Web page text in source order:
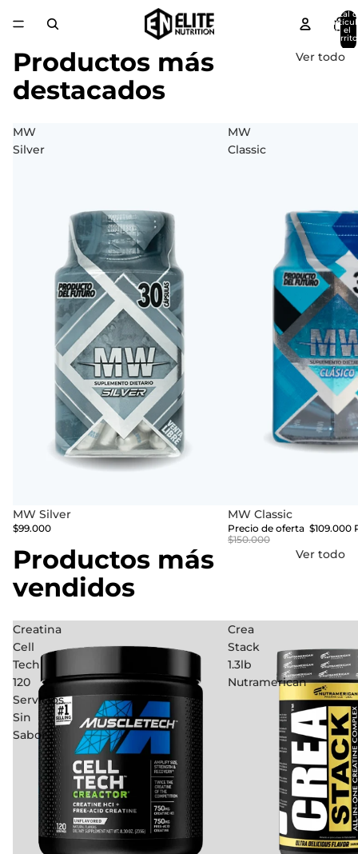
Total
en el
carrito:
Productos más
destacados
Ver todo
MW
Silver
MW Silver
$99.000
MW
Classic
Oferta
MW Classic
Precio de oferta $109.000
$150.000
Productos más
vendidos
Ver todo
Creatina
Cell
Tech
120
Servicios
Sin
Sabor
Crea
Stack
1.3lb
Nutramerican